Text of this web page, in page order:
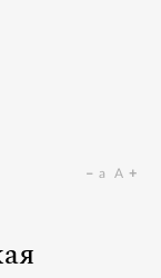
a A